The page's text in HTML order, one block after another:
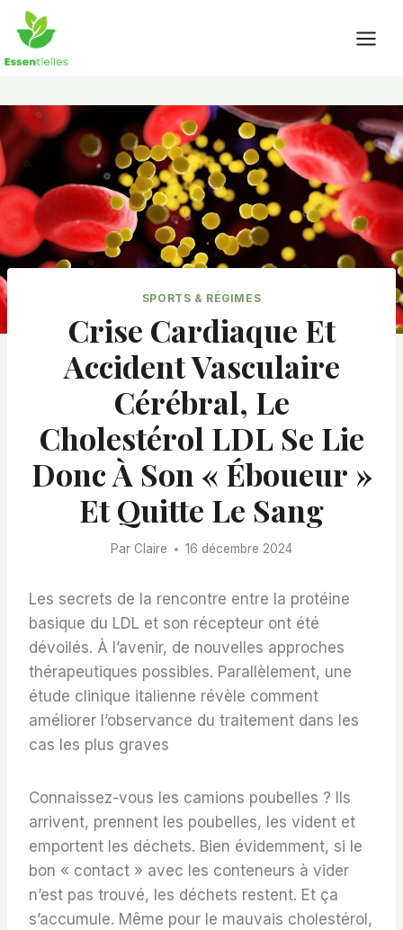
Skip
content
SPORTS & RÉGIMES
Crise Cardiaque Et
Accident Vasculaire
Cérébral, Le
Cholestérol LDL Se Lie
Donc À Son « Éboueur »
Et Quitte Le Sang
Par Claire 16 décembre 2024
Les secrets de la rencontre entre la protéine
basique du LDL et son récepteur ont été
dévoilés. À l’avenir, de nouvelles approches
thérapeutiques possibles. Parallèlement, une
étude clinique italienne révèle comment
améliorer l’observance du traitement dans les
cas les plus graves
Connaissez-vous les camions poubelles ? Ils
arrivent, prennent les poubelles, les vident et
emportent les déchets. Bien évidemment, si le
bon « contact » avec les conteneurs à vider
n’est pas trouvé, les déchets restent. Et ça
s’accumule. Même pour le mauvais cholestérol,